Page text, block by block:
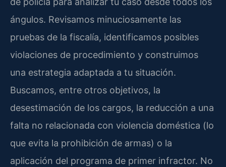
ángulos. Revisamos minuciosamente las
pruebas de la fiscalía, identificamos posibles
violaciones de procedimiento y construimos
una estrategia adaptada a tu situación.
Buscamos, entre otros objetivos, la
desestimación de los cargos, la reducción a una
falta no relacionada con violencia doméstica (lo
que evita la prohibición de armas) o la
aplicación del programa de primer infractor. No